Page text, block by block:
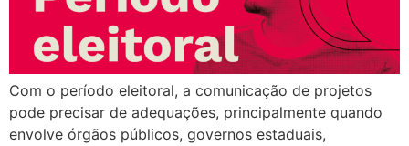
Com o período eleitoral, a comunicação de projetos
pode precisar de adequações, principalmente quando
envolve órgãos públicos, governos estaduais,